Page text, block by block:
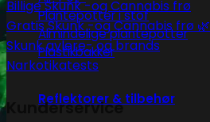
Plantepotter i stof
Almindelige plantepotter
Plastikbakker
Reflektorer & tilbehør
Billige Skunk -og Cannabis frø
Gratis Skunk -og Cannabis frø 🌿
Skunk avlere- og brands
Narkotikatests
Kunderservice